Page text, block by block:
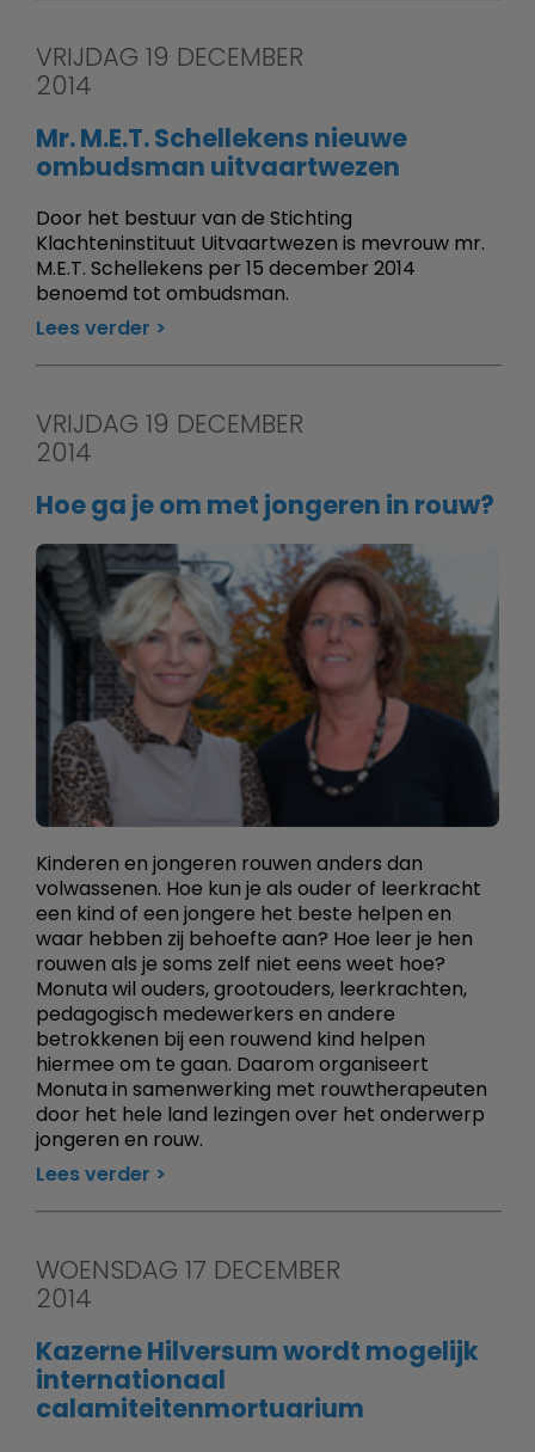
VRIJDAG 19 DECEMBER
2014
Mr. M.E.T. Schellekens nieuwe
ombudsman uitvaartwezen
Door het bestuur van de Stichting
Klachteninstituut Uitvaartwezen is mevrouw mr.
M.E.T. Schellekens per 15 december 2014
benoemd tot ombudsman.
Lees verder
VRIJDAG 19 DECEMBER
2014
Hoe ga je om met jongeren in rouw?
Kinderen en jongeren rouwen anders dan
volwassenen. Hoe kun je als ouder of leerkracht
een kind of een jongere het beste helpen en
waar hebben zij behoefte aan? Hoe leer je hen
rouwen als je soms zelf niet eens weet hoe?
Monuta wil ouders, grootouders, leerkrachten,
pedagogisch medewerkers en andere
betrokkenen bij een rouwend kind helpen
hiermee om te gaan. Daarom organiseert
Monuta in samenwerking met rouwtherapeuten
door het hele land lezingen over het onderwerp
jongeren en rouw.
Lees verder
WOENSDAG 17 DECEMBER
2014
Kazerne Hilversum wordt mogelijk
internationaal
calamiteitenmortuarium